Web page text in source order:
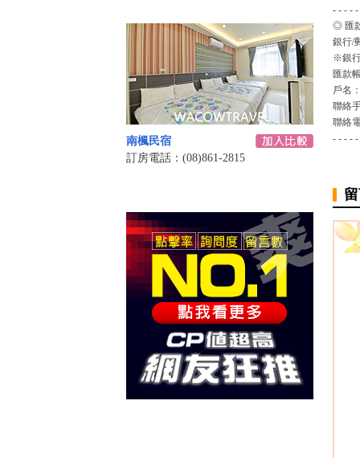
南楓民宿
訂房電話：(08)861-2815
- - - -
◎ 匯
銀行/
※銀
匯款
戶名
聯絡
聯絡
- - - -